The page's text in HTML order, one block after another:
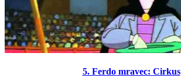
5. Ferdo mravec: Cirkus